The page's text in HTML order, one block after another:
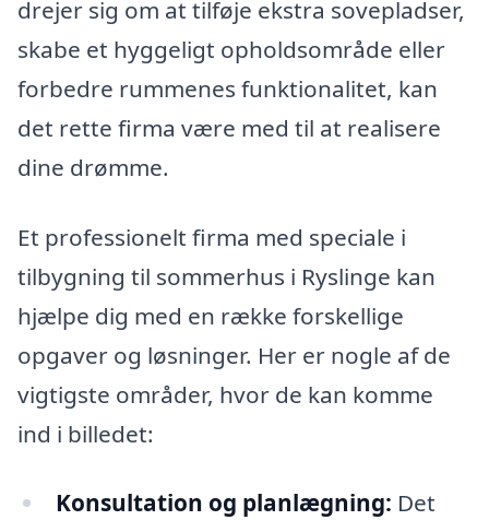
drejer sig om at tilføje ekstra sovepladser,
skabe et hyggeligt opholdsområde eller
forbedre rummenes funktionalitet, kan
det rette firma være med til at realisere
dine drømme.
Et professionelt firma med speciale i
tilbygning til sommerhus i Ryslinge kan
hjælpe dig med en række forskellige
opgaver og løsninger. Her er nogle af de
vigtigste områder, hvor de kan komme
ind i billedet:
Konsultation og planlægning: Det